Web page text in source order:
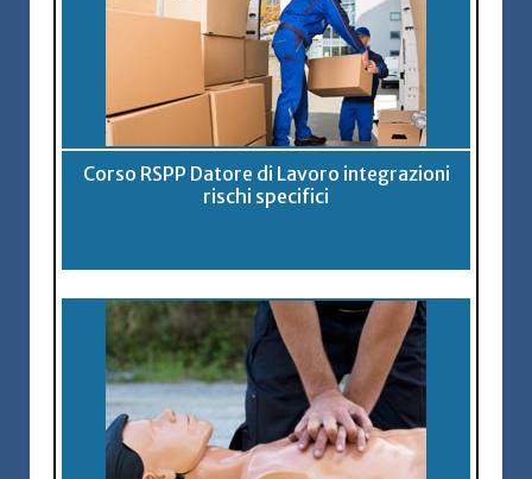
Corso RSPP Datore di Lavoro integrazioni
rischi specifici